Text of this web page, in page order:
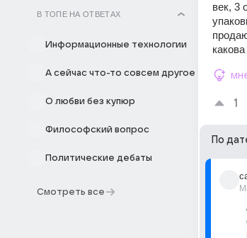
В ТОПЕ НА ОТВЕТАХ
Информационные технологии
А сейчас что-то совсем другое
О любви без купюр
Философский вопрос
Политические дебаты
Смотреть все
век, 3
1
По